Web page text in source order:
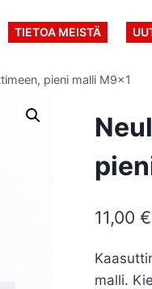
TIETOA MEISTÄ
pieni malli M9x1
11,00€
malli.